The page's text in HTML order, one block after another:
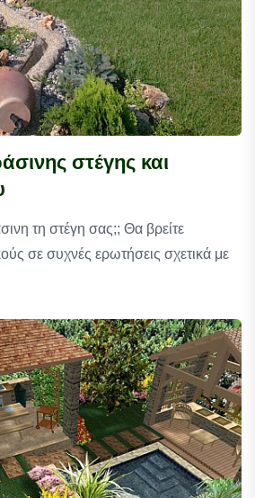
στέγης και
τη στέγη σας;; Θα βρείτε
σε συχνές ερωτήσεις σχετικά με